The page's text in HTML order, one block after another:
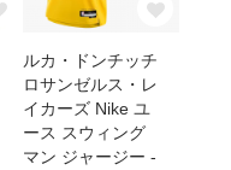
ルカ・ドンチッチ
ロサンゼルス・レ
イカーズ Nike ユ
ース スウィング
マン ジャージー -